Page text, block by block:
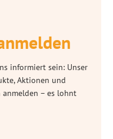
informiert sein: Unser
Aktionen und
anmelden – es lohnt